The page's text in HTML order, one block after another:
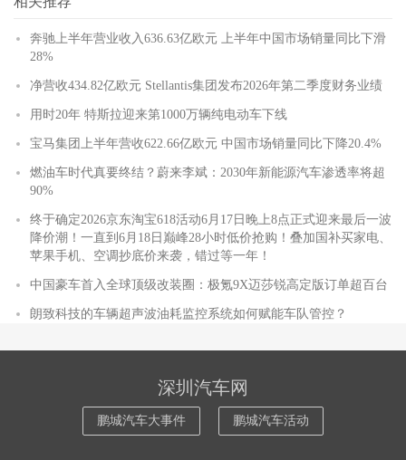
奔驰上半年营业收入636.63亿欧元 上半年中国市场销量同比下滑
28%
净营收434.82亿欧元 Stellantis集团发布2026年第二季度财务业绩
用时20年 特斯拉迎来第1000万辆纯电动车下线
宝马集团上半年营收622.66亿欧元 中国市场销量同比下降20.4%
燃油车时代真要终结？蔚来李斌：2030年新能源汽车渗透率将超
90%
终于确定2026京东淘宝618活动6月17日晚上8点正式迎来最后一波
降价潮！一直到6月18日巅峰28小时低价抢购！叠加国补买家电、
苹果手机、空调抄底价来袭，错过等一年！
中国豪车首入全球顶级改装圈：极氪9X迈莎锐高定版订单超百台
朗致科技的车辆超声波油耗监控系统如何赋能车队管控？
深圳汽车网
鹏城汽车大事件 鹏城汽车活动